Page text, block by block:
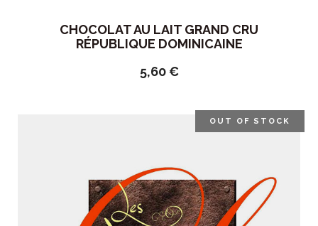
CHOCOLAT AU LAIT GRAND CRU
RÉPUBLIQUE DOMINICAINE
5,60€
OUT OF STOCK